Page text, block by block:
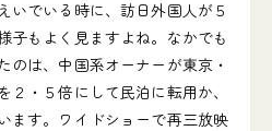
でいる時に、訪日外国人が５
子もよく見ますよね。なかでも
のは、中国系オーナーが東京・
・５倍にして民泊に転用か、
ます。ワイドショーで再三放映